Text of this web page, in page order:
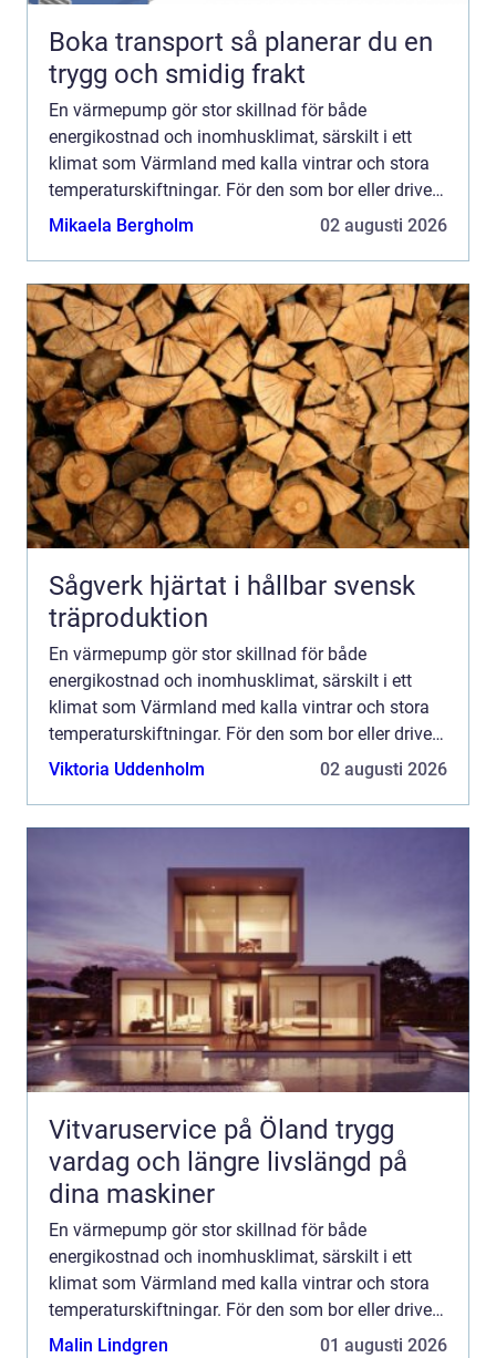
Boka transport så planerar du en
trygg och smidig frakt
En värmepump gör stor skillnad för både
energikostnad och inomhusklimat, särskilt i ett
klimat som Värmland med kalla vintrar och stora
temperaturskiftningar. För den som bor eller driver
verksamhet i Arvika handlar valet inte bara om
Mikaela Bergholm 02 augusti 2026
Sågverk hjärtat i hållbar svensk
träproduktion
En värmepump gör stor skillnad för både
energikostnad och inomhusklimat, särskilt i ett
klimat som Värmland med kalla vintrar och stora
temperaturskiftningar. För den som bor eller driver
verksamhet i Arvika handlar valet inte bara om
Viktoria Uddenholm 02 augusti 2026
Vitvaruservice på Öland trygg
vardag och längre livslängd på
dina maskiner
En värmepump gör stor skillnad för både
energikostnad och inomhusklimat, särskilt i ett
klimat som Värmland med kalla vintrar och stora
temperaturskiftningar. För den som bor eller driver
verksamhet i Arvika handlar valet inte bara om
Malin Lindgren 01 augusti 2026